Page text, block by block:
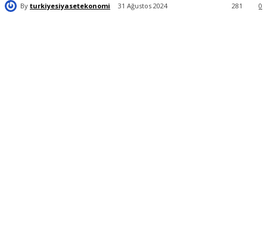
By turkiyesiyasetekonomi 31 Ağustos 2024 0
281